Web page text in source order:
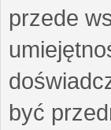
przede
być